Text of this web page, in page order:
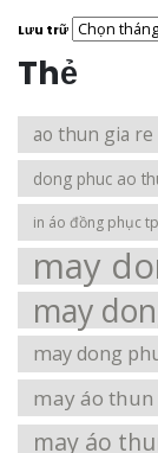
Lưu trữ
Thẻ
ao thun gia re
dong phuc ao
in áo đồng phục
may
may
may dong
may áo
may áo